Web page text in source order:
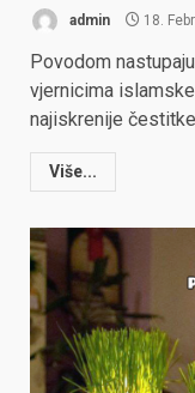
admin 18.
Povodom
vjernicima
najiskrenije
Više...